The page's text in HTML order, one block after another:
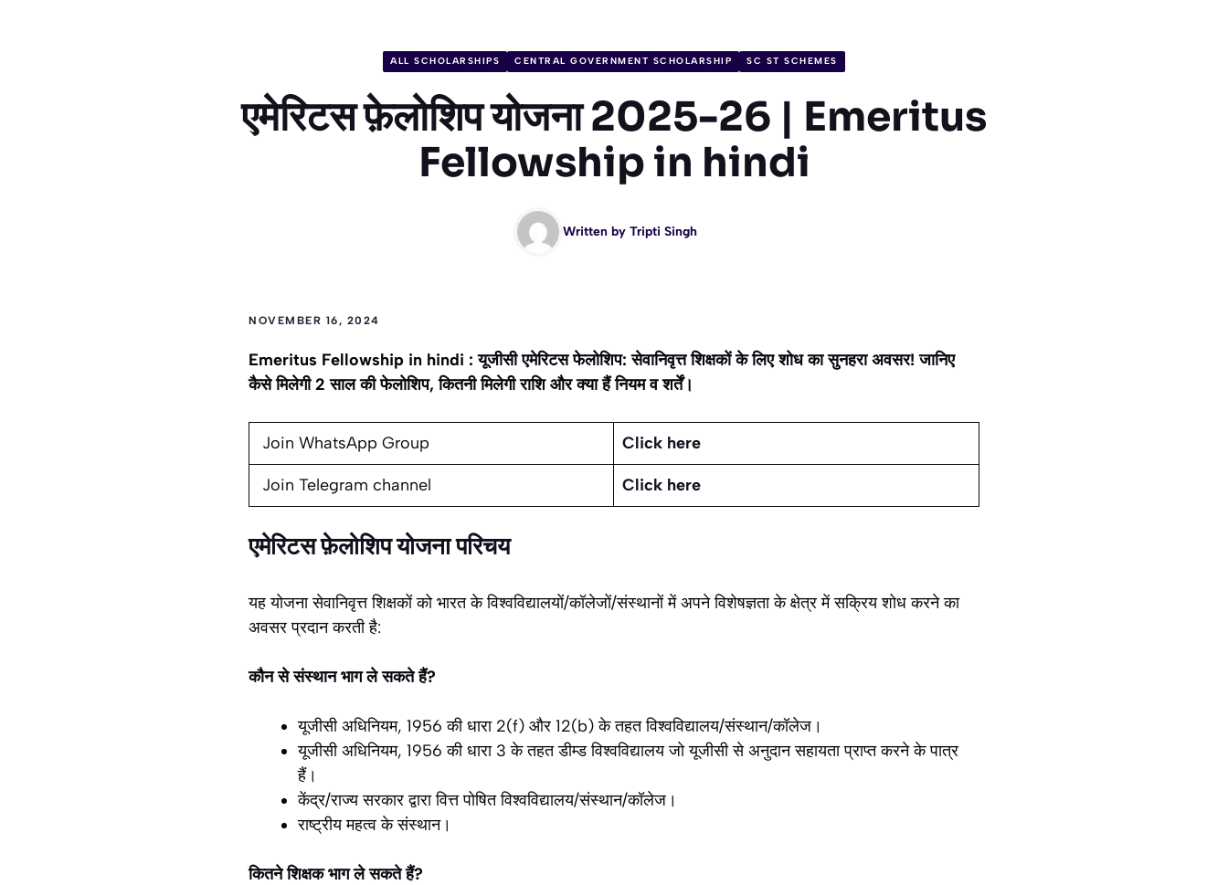
ALL SCHOLARSHIPS CENTRAL GOVERNMENT SCHOLARSHIP SC ST SCHEMES
एमेरिटस फ़ेलोशिप योजना 2025-26 | Emeritus
Fellowship in hindi
Written by Tripti Singh
NOVEMBER 16, 2024
Emeritus Fellowship in hindi : यूजीसी एमेरिटस फेलोशिप: सेवानिवृत्त शिक्षकों के लिए शोध का सुनहरा अवसर! जानिए
कैसे मिलेगी 2 साल की फेलोशिप, कितनी मिलेगी राशि और क्या हैं नियम व शर्तें।
Join WhatsApp Group Click here
Join Telegram channel Click here
एमेरिटस फ़ेलोशिप योजना परिचय
यह योजना सेवानिवृत्त शिक्षकों को भारत के विश्वविद्यालयों/कॉलेजों/संस्थानों में अपने विशेषज्ञता के क्षेत्र में सक्रिय शोध करने का
अवसर प्रदान करती है:
कौन से संस्थान भाग ले सकते हैं?
यूजीसी अधिनियम, 1956 की धारा 2(f) और 12(b) के तहत विश्वविद्यालय/संस्थान/कॉलेज।
यूजीसी अधिनियम, 1956 की धारा 3 के तहत डीम्ड विश्वविद्यालय जो यूजीसी से अनुदान सहायता प्राप्त करने के पात्र
हैं।
केंद्र/राज्य सरकार द्वारा वित्त पोषित विश्वविद्यालय/संस्थान/कॉलेज।
राष्ट्रीय महत्व के संस्थान।
कितने शिक्षक भाग ले सकते हैं?